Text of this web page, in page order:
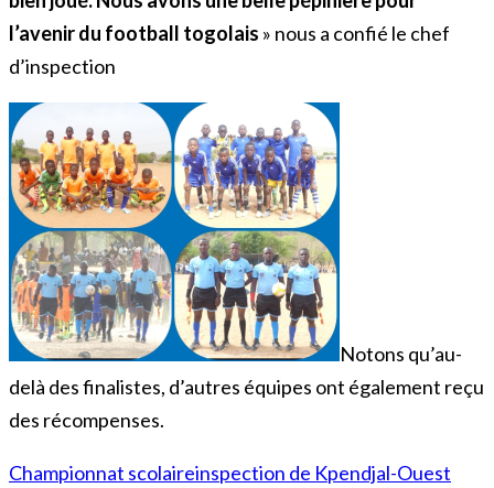
l’avenir du football togolais » nous a confié le chef
d’inspection
Notons qu’au-
delà des finalistes, d’autres équipes ont également reçu
des récompenses.
Championnat scolaireinspection de Kpendjal-Ouest